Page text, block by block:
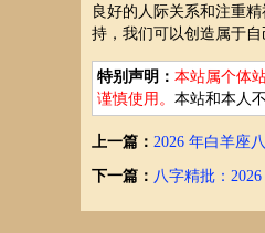
良好的人际关系和注重
持，我们可以创造属于自
特别声明： 本站属个体
谨慎使用。 本站和本人
上一篇： 2026 年白羊座
下一篇： 八字精批：